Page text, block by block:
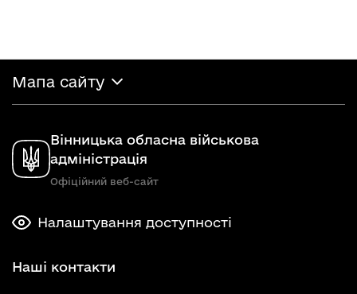
Мапа сайту
Вінницька обласна військова
адміністрація
Офіційний веб-сайт
Налаштування доступності
Наші контакти